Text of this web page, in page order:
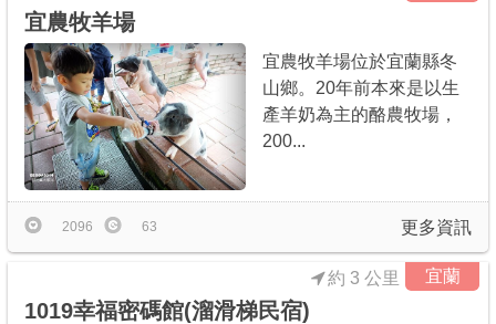
宜農牧羊場
宜農牧羊場位於宜蘭縣冬
山鄉。20年前本來是以生
產羊奶為主的酪農牧場，
200...
更多資訊
2096 63
宜蘭
1019幸福密碼館(溜滑梯民宿)
約 3 公里